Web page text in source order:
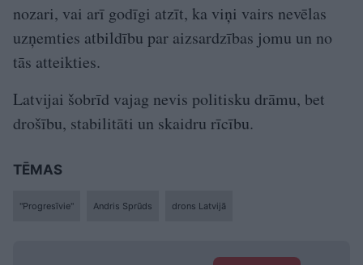
nozari, vai arī godīgi atzīt, ka viņi vairs nevēlas
uzņemties atbildību par aizsardzības jomu un no
tās atteikties.
Latvijai šobrīd vajag nevis politisku drāmu, bet
drošību, stabilitāti un skaidru rīcību.
TĒMAS
"Progresīvie" Andris Sprūds drons Latvijā